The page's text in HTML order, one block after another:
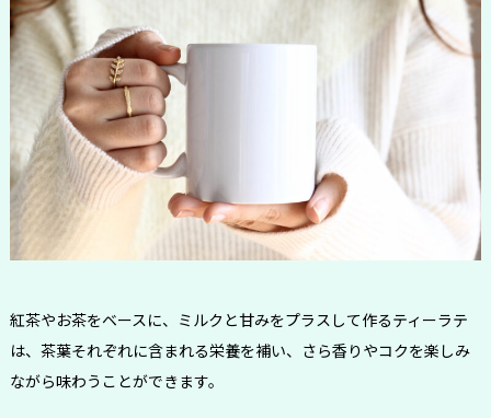
紅茶やお茶をベースに、ミルクと甘みをプラスして作るティーラテ
は、茶葉それぞれに含まれる栄養を補い、さら香りやコクを楽しみ
ながら味わうことができます。